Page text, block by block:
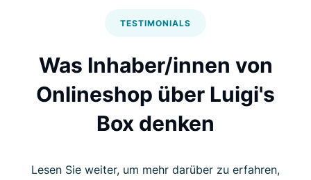
TESTIMONIALS
Was Inhaber/innen von
Onlineshop über Luigi's
Box denken
Lesen Sie weiter, um mehr darüber zu erfahren,